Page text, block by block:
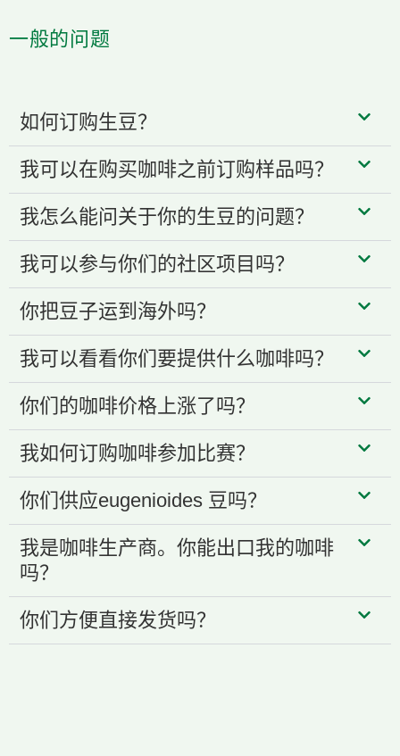
一般的问题
如何订购生豆？
我可以在购买咖啡之前订购样品吗？
我怎么能问关于你的生豆的问题？
我可以参与你们的社区项目吗？
你把豆子运到海外吗？
我可以看看你们要提供什么咖啡吗？
你们的咖啡价格上涨了吗？
我如何订购咖啡参加比赛？
你们供应eugenioides 豆吗？
我是咖啡生产商。你能出口我的咖啡
吗？
你们方便直接发货吗？